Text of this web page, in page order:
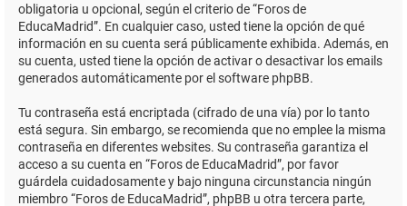
obligatoria u opcional, según el criterio de “Foros de
EducaMadrid”. En cualquier caso, usted tiene la opción de qué
información en su cuenta será públicamente exhibida. Además, en
su cuenta, usted tiene la opción de activar o desactivar los emails
generados automáticamente por el software phpBB.
Tu contraseña está encriptada (cifrado de una vía) por lo tanto
está segura. Sin embargo, se recomienda que no emplee la misma
contraseña en diferentes websites. Su contraseña garantiza el
acceso a su cuenta en “Foros de EducaMadrid”, por favor
guárdela cuidadosamente y bajo ninguna circunstancia ningún
miembro “Foros de EducaMadrid”, phpBB u otra tercera parte,